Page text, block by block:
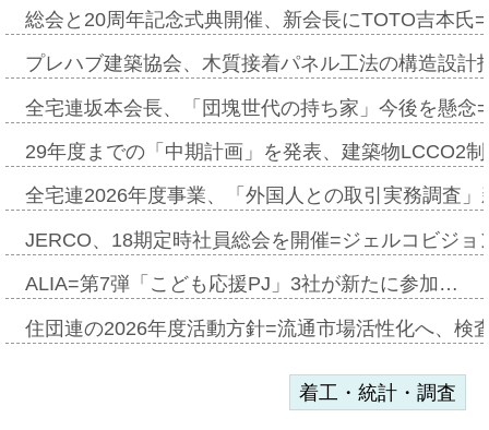
総会と20周年記念式典開催、新会長にTOTO吉本氏
プレハブ建築協会、木質接着パネル工法の構造設
全宅連坂本会長、「団塊世代の持ち家」今後を懸
29年度までの「中期計画」を発表、建築物LCCO2
全宅連2026年度事業、「外国人との取引実務調査
JERCO、18期定時社員総会を開催=ジェルコビジ
ALIA=第7弾「こども応援PJ」3社が新たに参加…
住団連の2026年度活動方針=流通市場活性化へ、検
着工・統計・調査